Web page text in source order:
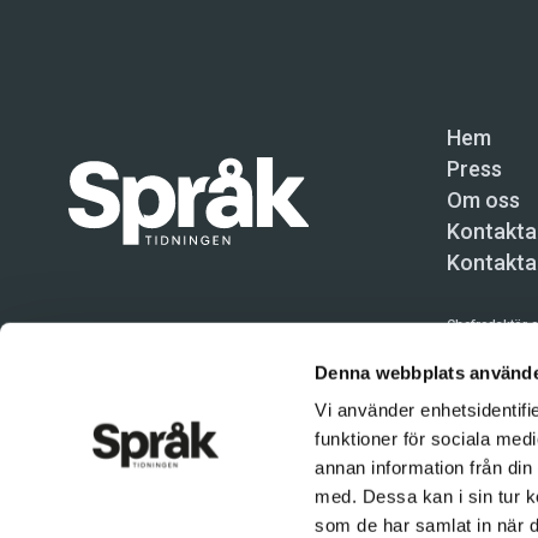
Denna webbplats
Vi använder
funktioner för sociala
annan information från
med. Dessa kan i sin tur
som de har samlat in när
Hem
Press
Om oss
Chefredaktör
Kundtjänst
Användning
tillåten.